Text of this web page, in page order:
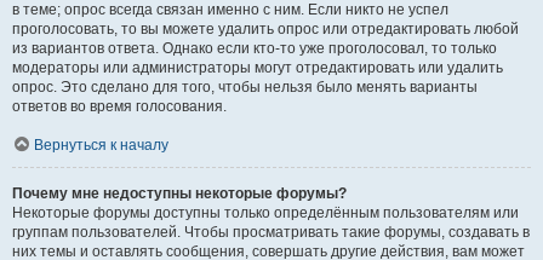
в теме; опрос всегда связан именно с ним. Если никто не успел
проголосовать, то вы можете удалить опрос или отредактировать любой
из вариантов ответа. Однако если кто-то уже проголосовал, то только
модераторы или администраторы могут отредактировать или удалить
опрос. Это сделано для того, чтобы нельзя было менять варианты
ответов во время голосования.
Вернуться к началу
Почему мне недоступны некоторые форумы?
Некоторые форумы доступны только определённым пользователям или
группам пользователей. Чтобы просматривать такие форумы, создавать в
них темы и оставлять сообщения, совершать другие действия, вам может